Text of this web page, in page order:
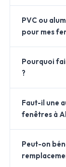
PVC ou
pour mes
Pourquoi
?
Faut-il une
fenêtres à
Peut-on